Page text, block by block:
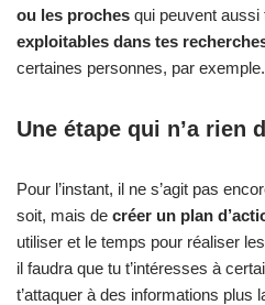
ou les proches qui peuvent aussi
exploitables dans tes
certaines personnes, par exemple.
Une étape qui n’a rien
Pour l’instant, il ne s’agit pas
soit, mais de créer un plan
utiliser et le temps pour réaliser
il faudra que tu t’intéresses à
t’attaquer à des informations plus